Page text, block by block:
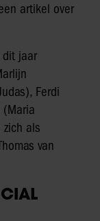
artikel over
dit jaar
Ferdi
(Maria
zich als
van